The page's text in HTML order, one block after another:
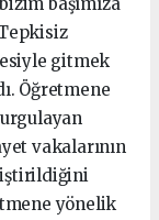
gitmek
Öğretmene
vakalarının
yönelik